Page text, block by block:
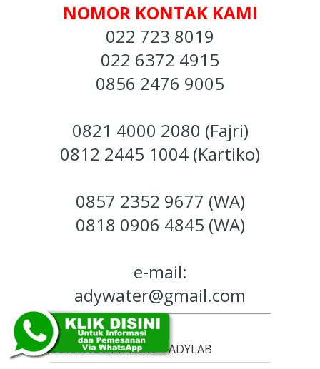
NOMOR KONTAK KAMI
022 723 8019
022 6372 4915
0856 2476 9005
0821 4000 2080 (Fajri)
0812 2445 1004 (Kartiko)
0857 2352 9677 (WA)
0818 0906 4845 (WA)
e-mail:
adywater@gmail.com
CONTACTPERSON ~ ADYLAB